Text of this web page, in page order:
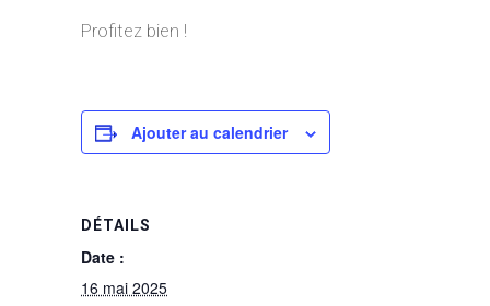
Profitez bien !
Ajouter au calendrier
DÉTAILS
Date :
16 mai 2025